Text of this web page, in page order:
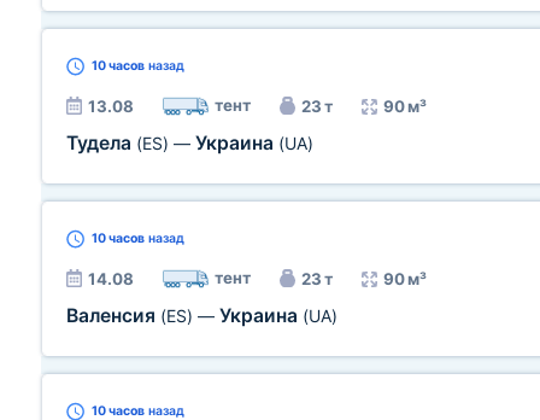
10 часов назад
13.08 тент 23 т 90 м³
Тудела (ES) — Украина (UA)
10 часов назад
14.08 тент 23 т 90 м³
Валенсия (ES) — Украина (UA)
10 часов назад